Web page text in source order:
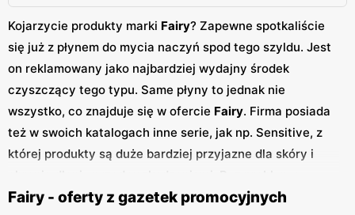
Kojarzycie produkty marki Fairy? Zapewne spotkaliście
się już z płynem do mycia naczyń spod tego szyldu. Jest
on reklamowany jako najbardziej wydajny środek
czyszczący tego typu. Same płyny to jednak nie
wszystko, co znajduje się w ofercie Fairy. Firma posiada
też w swoich katalogach inne serie, jak np. Sensitive, z
której produkty są duże bardziej przyjazne dla skóry i
znajdziemy też np. tabletki do zmywarki czy inne
Fairy - oferty z gazetek promocyjnych